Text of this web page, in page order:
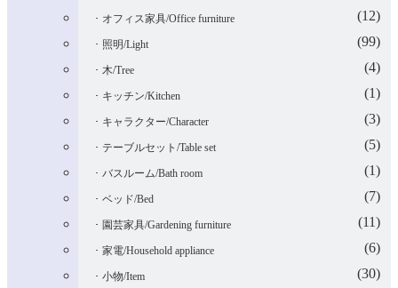
オフィス家具/Office furniture (12)
照明/Light (99)
木/Tree (4)
キッチン/Kitchen (1)
キャラクター/Character (3)
テーブルセット/Table set (5)
バスルーム/Bath room (1)
ベッド/Bed (7)
園芸家具/Gardening furniture (11)
家電/Household appliance (6)
小物/Item (30)